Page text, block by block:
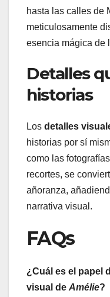
hasta las calles de
meticulosamente
esencia mágica de
Detalles
historias
Los detalles
historias por sí
como las
recortes, se
añoranza,
narrativa visual.
FAQs
¿Cuál es el papel
visual de Amélie?